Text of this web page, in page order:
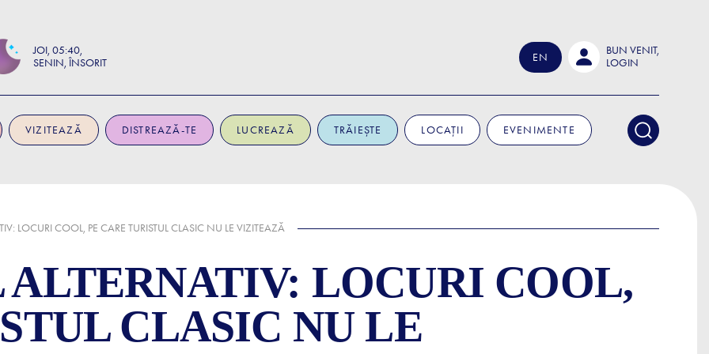
JOI 05:40
SENIN, ÎNSORIT
EN
BUN VENIT,
LOGIN
VIZITEAZĂ DISTREAZĂ-TE LUCREAZĂ TRĂIEȘTE LOCAȚII EVENIMENTE
LOCURI COOL, PE CARE TURISTUL CLASIC NU LE VIZITEAZĂ
ALTERNATIV: LOCURI COOL,
CLASIC NU LE